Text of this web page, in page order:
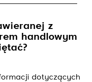
z
handlowym
dotyczących